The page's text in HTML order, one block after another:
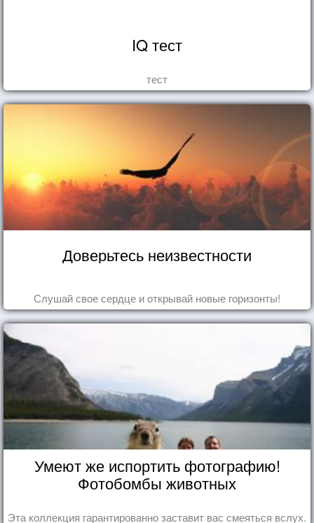
IQ тест
тест
Доверьтесь неизвестности
Слушай свое сердце и открывай новые горизонты!
Умеют же испортить фотографию!
Фотобомбы животных
Эта коллекция гарантированно заставит вас смеяться вслух.